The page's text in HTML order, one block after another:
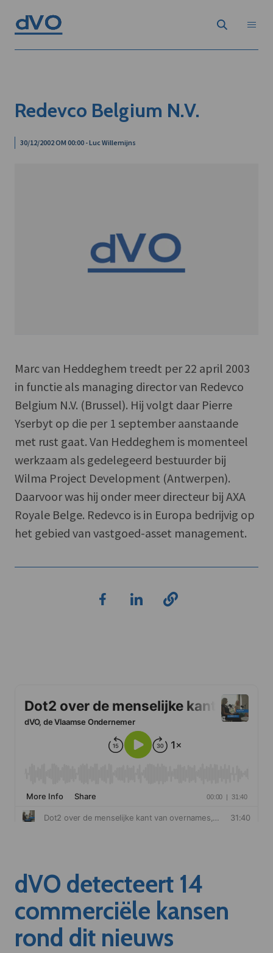
Redevco Belgium N.V.
30/12/2002 OM 00:00 - Luc Willemijns
Marc van Heddeghem treedt per 22 april 2003
in functie als managing director van Redevco
Belgium N.V. (Brussel). Hij volgt daar Pierre
Yserbyt op die per 1 september aanstaande
met rust gaat. Van Heddeghem is momenteel
werkzaam als gedelegeerd bestuurder bij
Wilma Project Development (Antwerpen).
Daarvoor was hij onder meer directeur bij AXA
Royale Belge. Redevco is in Europa bedrijvig op
het gebied van vastgoed-asset management.
dVO detecteert 14
commerciële kansen
rond dit nieuws